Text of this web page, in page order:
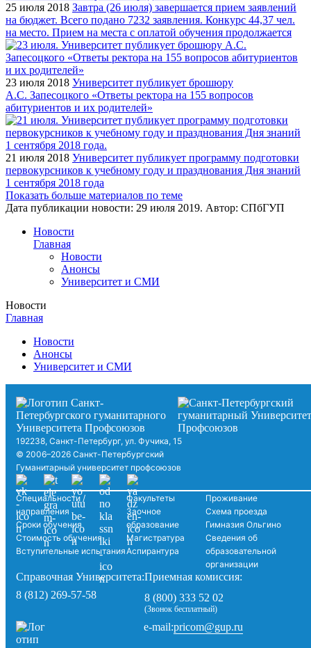
25 июля 2018 Завтра (26 июля) завершается прием заявлений
на бюджет. Всего подано 7232 заявления. Конкурс 44,37 чел.
на место. Прием на места с оплатой обучения продолжается
23 июля 2018 Университет публикует брошюру
А.С. Запесоцкого «Ответы ректора на 155 вопросов
абитуриентов и их родителей»
21 июля 2018 Университет публикует программу подготовки
первокурсников к учебному году и празднования Дня знаний
1 сентября 2018 года
Показать больше материалов по теме
Дата публикации новости: 29 июля 2019. Автор: СПбГУП
Новости
Главная
Новости
Анонсы
Университет и СМИ
Новости
Главная
Новости
Анонсы
Университет и СМИ
192238, Санкт-Петербург, ул. Фучика, 15
© 2006–2026 Санкт-Петербургский
Гуманитарный университет профсоюзов
Специальности /
направления
Сроки обучения
Стоимость обучения
Вступительные испытания
Факультеты
Заочное
образование
Магистратура
Аспирантура
Проживание
Схема проезда
Гимназия Ольгино
Сведения об
образовательной
организации
Справочная Университета:
8 (812) 269-57-58
Приемная комиссия:
8 (800) 333 52 02
(Звонок бесплатный)
e-mail:pricom@gup.ru